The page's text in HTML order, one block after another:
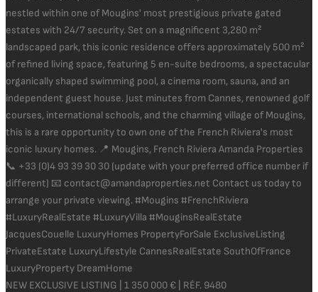
NEW EXCLUSIVE LISTING | 1 350 000 € | RÉF. 9480